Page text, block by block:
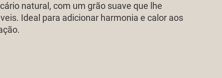
natural, com um grão suave que lhe
Ideal para adicionar harmonia e calor aos